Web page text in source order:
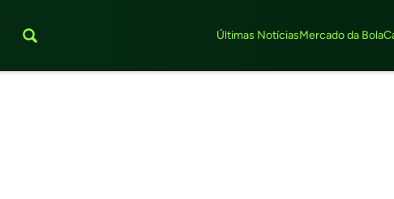
Últimas NotíciasMercado da Bola